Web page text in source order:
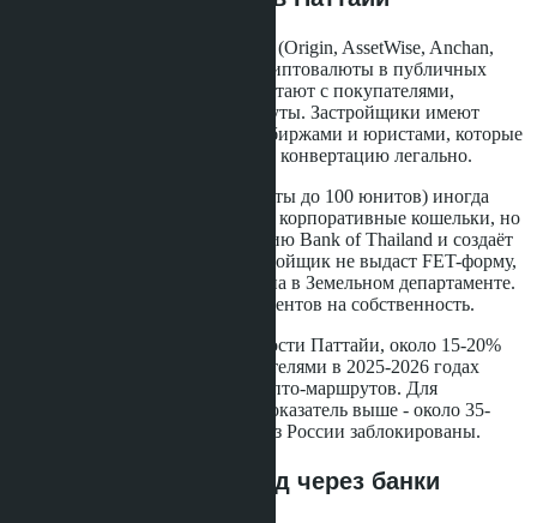
Крупные девелоперы в Паттайе (Origin, AssetWise, Anchan,
Layan) не афишируют приём криптовалюты в публичных
материалах, но фактически работают с покупателями,
использующими крипто-маршруты. Застройщики имеют
партнёрские договорённости с биржами и юристами, которые
помогают покупателю провести конвертацию легально.
Небольшие застройщики (проекты до 100 юнитов) иногда
принимают USDT напрямую на корпоративные кошельки, но
такая практика нарушает позицию Bank of Thailand и создаёт
риск для покупателя. Если застройщик не выдаст FET-форму,
сделка не будет зарегистрирована в Земельном департаменте.
Покупатель останется без документов на собственность.
По данным агентств недвижимости Паттайи, около 15-20%
сделок с иностранными покупателями в 2025-2026 годах
проходят с использованием крипто-маршрутов. Для
российских покупателей этот показатель выше - около 35-
40%, так как SWIFT-переводы из России заблокированы.
Альтернатива: перевод через банки